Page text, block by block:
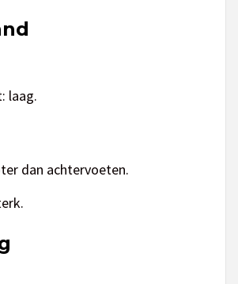
laag.
dan achtervoeten.